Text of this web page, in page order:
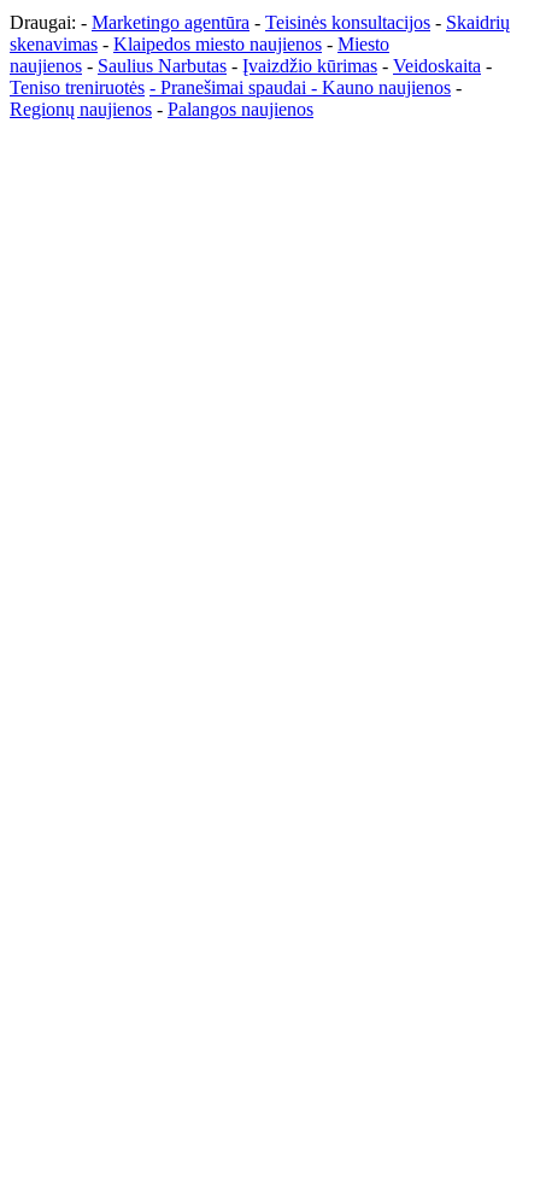
Draugai: - Marketingo agentūra - Teisinės konsultacijos - Skaidrių
skenavimas - Klaipedos miesto naujienos - Miesto
naujienos - Saulius Narbutas - Įvaizdžio kūrimas - Veidoskaita -
Teniso treniruotės - Pranešimai spaudai - Kauno naujienos -
Regionų naujienos - Palangos naujienos